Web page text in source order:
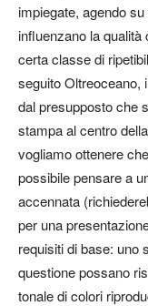
impiegate, agendo
influenzano la qualità
certa classe di
seguito Oltreoceano,
dal presupposto che
stampa al centro
vogliamo ottenere
possibile pensare a
accennata
per una
requisiti di base: uno
questione possano
tonale di colori